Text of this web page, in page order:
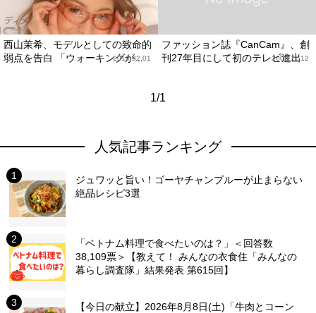
西山茉希、モデルとしての致命的
弱点を告白 「ウォーキングが...
2010.02.01
ファッション誌『CanCam』、創
刊27年目にして初のテレビ進出
2008.11.12
1/1
人気記事ランキング
ジュワッと旨い！ゴーヤチャンプルーが止まらない
絶品レシピ3選
「ベトナム料理で食べたいのは？」＜回答数
38,109票＞【教えて！ みんなの衣食住「みんなの
暮らし調査隊」結果発表 第615回】
【今日の献立】2026年8月8日(土)「牛肉とコーン